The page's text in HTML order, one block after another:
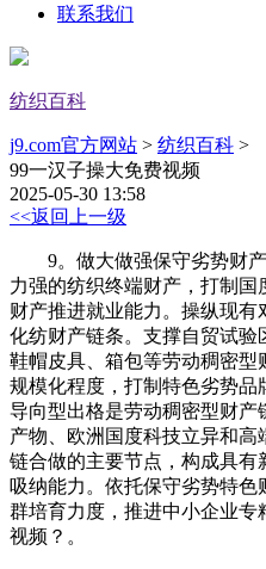
联系我们
纺织百科
j9.com官方网站 > 纺织百科 >
99一汉子操大免费视频
2025-05-30 13:58
<<返回上一级
9。做大做强保守劣势财产
力强的纺织终端财产，打制
财产推进就业能力。操纵现
化纺财产链条。支撑自贸试验
鞋帽皮具、箱包等劳动稠密型
规模化程度，打制特色劣势品
导向型出格是劳动稠密型财
产物、欧洲国度科技立异和
链合做的主要节点，构成具
吸纳能力。依托保守劣势特
群培育力度，推进中小企业专
视频？。